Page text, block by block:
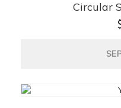
Circular